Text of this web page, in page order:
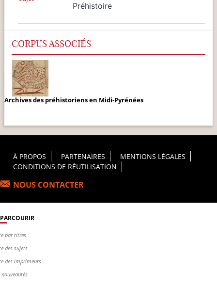
Préhistoire
CORPUS ASSOCIÉS
Archives des préhistoriens en Midi-Pyrénées
Footer Principal
À PROPOS PARTENAIRES
MENTIONS LÉGALES
CONDITIONS DE RÉUTILISATION
NOUS CONTACTER
PARCOURIR
par titres
des sujets
des imprimeurs
nouveautés